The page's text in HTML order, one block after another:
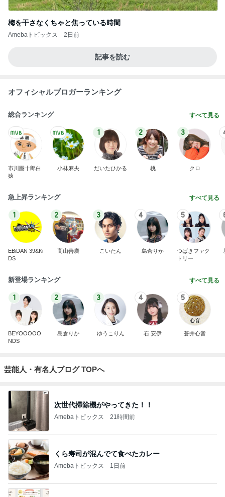
梅を干さなくちゃと焦っている時間
Amebaトピックス 2日前
記事を読む
オフィシャルブロガーランキング
総合ランキング すべて見る
市川團十郎白
猿
小林麻央
1
だいたひかる
2
桃
3
クロ
急上昇ランキング すべて見る
1
EBiDAN 39&Ki
DS
2
高山善廣
3
こいたん
4
島倉りか
5
つばきファク
トリー
新登場ランキング すべて見る
1
BEYOOOOO
NDS
2
島倉りか
3
ゆうこりん
4
石 安伊
5
蒼井心音
芸能人・有名人ブログ TOPへ
次世代掃除機がやってきた！！
Amebaトピックス 21時間前
くら寿司が混んでて食べたカレー
Amebaトピックス 1日前